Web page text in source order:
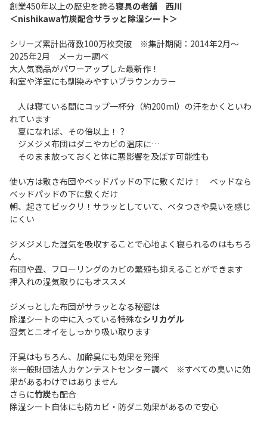
創業450年以上の歴史を誇る寝具の老舗 西川
＜nishikawa竹炭配合サラッと除湿シート＞
シリーズ累計出荷数100万枚突破 ※集計期間：2014年2月～
2025年2月 メーカー調べ
大人気商品がパワーアップした最新作！
和室や洋室にも馴染みやすいブラウンカラー
人は寝ている間にコップ一杯分（約200ml）の汗をかくといわ
れています
夏になれば、その倍以上！？
ジメジメ布団はダニやカビの温床に…
そのまま放っておくと体に悪影響を及ぼす可能性も
使い方は敷き布団やベッドパッドの下に敷くだけ！ ベッドなら
ベッドパッドの下に敷くだけ
朝、起きてビックリ！サラッとしていて、ベタつきや臭いを感じ
にくい
ジメジメした湿気を吸収することで心地よく寝られるのはもちろ
ん、
布団や畳、フローリングのカビの繁殖も抑えることができます
押入れの湿気取りにもオススメ
ジメっとした布団がサラッとなる秘密は
除湿シートの中に入っている特殊なシリカゲル
湿気とニオイをしっかり吸い取ります
汗臭はもちろん、加齢臭にも効果を発揮
※一般財団法人カケンテストセンター調べ ※すべての臭いに効
果があるわけではありません
さらに竹炭も配合
除湿シート自体にも防カビ・防ダニ効果があるので安心